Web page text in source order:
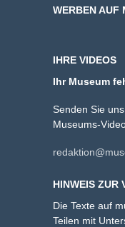
WERBEN AUF
IHRE VIDEOS
Ihr Museum
Senden Sie
Museums-
HINWEIS ZUR
Die Texte auf
Teilen mit